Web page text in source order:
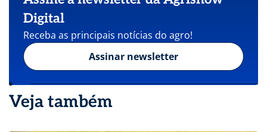
Digital
Receba as principais notícias do agro!
Assinar newsletter
Veja também